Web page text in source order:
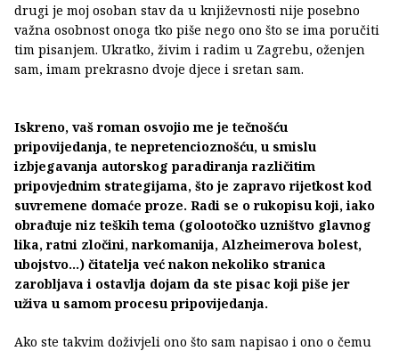
drugi je moj osoban stav da u književnosti nije posebno
važna osobnost onoga tko piše nego ono što se ima poručiti
tim pisanjem. Ukratko, živim i radim u Zagrebu, oženjen
sam, imam prekrasno dvoje djece i sretan sam.
Iskreno, vaš roman osvojio me je tečnošću
pripovijedanja, te nepretencioznošću, u smislu
izbjegavanja autorskog paradiranja različitim
pripovjednim strategijama, što je zapravo rijetkost kod
suvremene domaće proze. Radi se o rukopisu koji, iako
obrađuje niz teških tema (golootočko uzništvo glavnog
lika, ratni zločini, narkomanija, Alzheimerova bolest,
ubojstvo...) čitatelja već nakon nekoliko stranica
zarobljava i ostavlja dojam da ste pisac koji piše jer
uživa u samom procesu pripovijedanja.
Ako ste takvim doživjeli ono što sam napisao i ono o čemu